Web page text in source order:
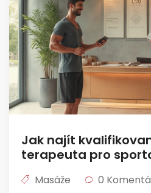
Jak najít
terapeuta pro
Masáže
0